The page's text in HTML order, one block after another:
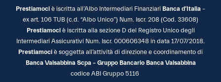
Prestiamoci è iscritta all’Albo Intermediari Finanziari Banca d’Italia –
ex art. 106 TUB (c.d. “Albo Unico”) Num. Iscr. 208 (Cod. 33608)
Prestiamociè iscritta alla sezione D del Registro Unico degli
Intermediari Assicurativi Num. Iscr. 000606348 in data 17/07/2018.
Prestiamoci è soggetta all’attività di direzione e coordinamento di
Banca Valsabbina Scpa – Gruppo Bancario Banca Valsabbina
codice ABI Gruppo 5116